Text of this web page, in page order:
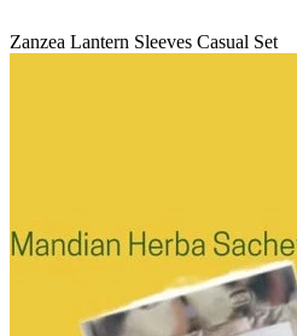
Zanzea Lantern Sleeves Casual Set